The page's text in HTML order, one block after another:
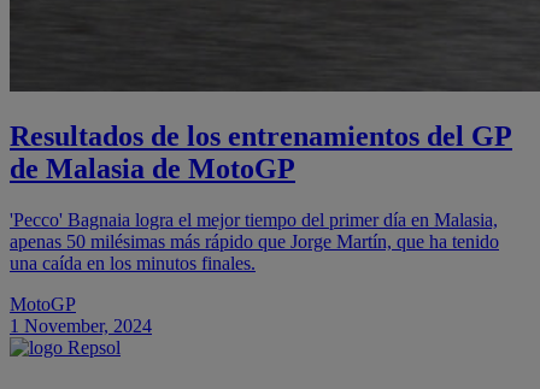
Resultados de los entrenamientos del GP
de Malasia de MotoGP
'Pecco' Bagnaia logra el mejor tiempo del primer día en Malasia,
apenas 50 milésimas más rápido que Jorge Martín, que ha tenido
una caída en los minutos finales.
MotoGP
1 November, 2024